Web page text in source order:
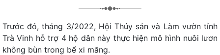
Trước đó, tháng 3/2022, Hội Thủy sản và Làm vườn tỉnh
Trà Vinh hỗ trợ 4 hộ dân này thực hiện mô hình nuôi lươn
không bùn trong bể xi măng.